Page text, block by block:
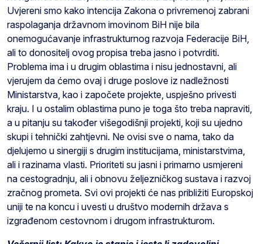
Uvjereni smo kako intencija Zakona o privremenoj zabrani
raspolaganja državnom imovinom BiH nije bila
onemogućavanje infrastrukturnog razvoja Federacije BiH,
ali to donositelj ovog propisa treba jasno i potvrditi.
Problema ima i u drugim oblastima i nisu jednostavni, ali
vjerujem da ćemo ovaj i druge poslove iz nadležnosti
Ministarstva, kao i započete projekte, uspješno privesti
kraju. I u ostalim oblastima puno je toga što treba napraviti,
a u pitanju su također višegodišnji projekti, koji su ujedno
skupi i tehnički zahtjevni. Ne ovisi sve o nama, tako da
djelujemo u sinergiji s drugim institucijama, ministarstvima,
ali i razinama vlasti. Prioriteti su jasni i primarno usmjereni
na cestogradnju, ali i obnovu željezničkog sustava i razvoj
zračnog prometa. Svi ovi projekti će nas približiti Europskoj
uniji te na koncu i uvesti u društvo modernih država s
izgrađenom cestovnom i drugom infrastrukturom.